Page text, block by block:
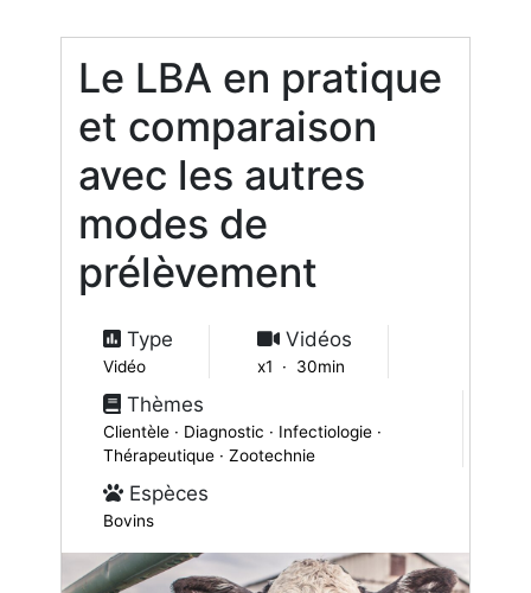
Le LBA en pratique
et comparaison
avec les autres
modes de
prélèvement
Type
Vidéo
Vidéos
x1 · 30min
Thèmes
Clientèle · Diagnostic · Infectiologie ·
Thérapeutique · Zootechnie
Espèces
Bovins